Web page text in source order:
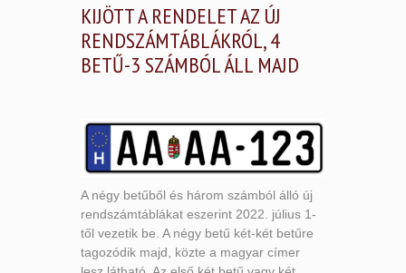
KIJÖTT A RENDELET AZ ÚJ
RENDSZÁMTÁBLÁKRÓL, 4
BETŰ-3 SZÁMBÓL ÁLL MAJD
A négy betűből és három számból álló új
rendszámtáblákat eszerint 2022. július 1-
től vezetik be. A négy betű két-két betűre
tagozódik majd, közte a magyar címer